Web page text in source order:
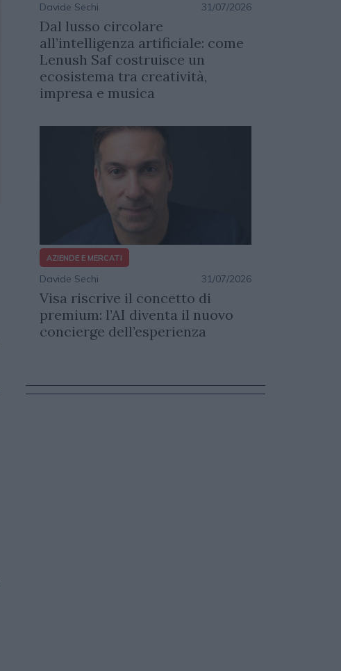
Davide Sechi 31/07/2026
Dal lusso circolare
all’intelligenza artificiale: come
Lenush Saf costruisce un
ecosistema tra creatività,
impresa e musica
AZIENDE E MERCATI
Davide Sechi 31/07/2026
Visa riscrive il concetto di
premium: l’AI diventa il nuovo
concierge dell’esperienza